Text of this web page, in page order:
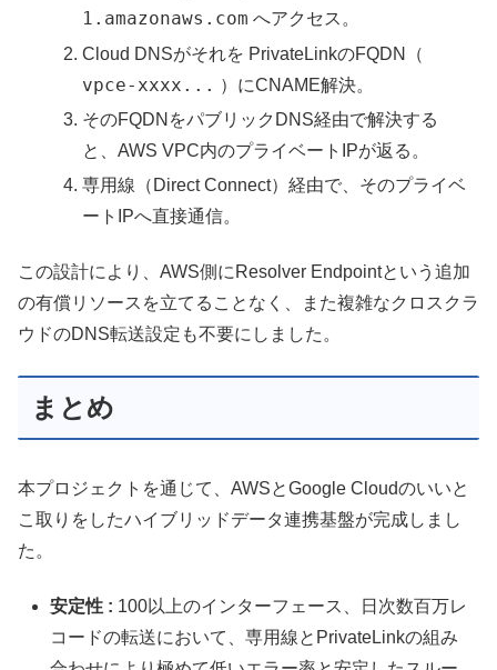
1.amazonaws.com へアクセス。
Cloud DNSがそれを PrivateLinkのFQDN（
vpce-xxxx... ）にCNAME解決。
そのFQDNをパブリックDNS経由で解決する
と、AWS VPC内のプライベートIPが返る。
専用線（Direct Connect）経由で、そのプライベ
ートIPへ直接通信。
この設計により、AWS側にResolver Endpointという追加
の有償リソースを立てることなく、また複雑なクロスクラ
ウドのDNS転送設定も不要にしました。
まとめ
本プロジェクトを通じて、AWSとGoogle Cloudのいいと
こ取りをしたハイブリッドデータ連携基盤が完成しまし
た。
安定性 : 100以上のインターフェース、日次数百万レ
コードの転送において、専用線とPrivateLinkの組み